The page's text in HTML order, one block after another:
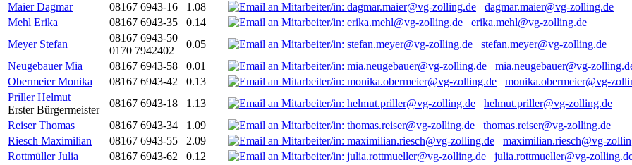
Maier Dagmar
08167 6943-16 1.08
dagmar.maier@vg-zolling.de
Mehl Erika
08167 6943-35 0.14
erika.mehl@vg-zolling.de
Meyer Stefan
08167 6943-50
0170 7942402
0.05
stefan.meyer@vg-zolling.de
Neugebauer Mia
08167 6943-58 0.01
mia.neugebauer@vg-
Obermeier Monika
08167 6943-42 0.13
monika.obermeier@vg-
Priller Helmut
Erster Bürgermeister
08167 6943-18 1.13
helmut.priller@vg-zolling.de
Reiser Thomas
08167 6943-34 1.09
thomas.reiser@vg-zolling.de
Riesch Maximilian
08167 6943-55 2.09
maximilian.riesch@vg-
Rottmüller Julia
08167 6943-62 0.12
julia.rottmueller@vg-